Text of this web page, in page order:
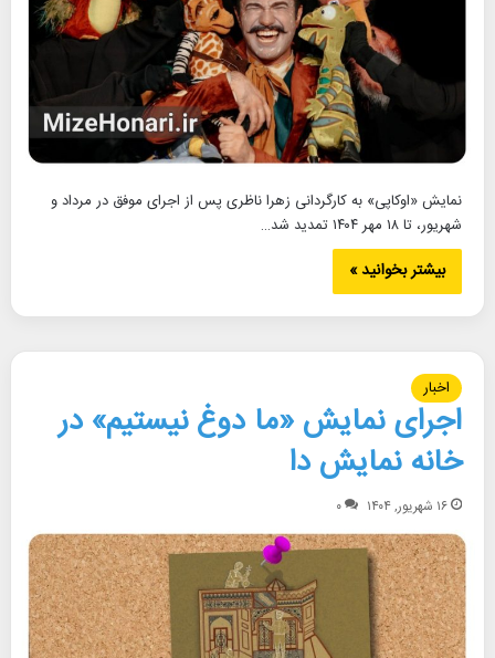
نمایش «اوکاپی» به کارگردانی زهرا ناظری پس از اجرای موفق در مرداد و
شهریور، تا ۱۸ مهر ۱۴۰۴ تمدید شد…
بیشتر بخوانید »
اخبار
اجرای نمایش «ما دوغ نیستیم» در
خانه نمایش دا
۱۶ شهریور, ۱۴۰۴ ۰